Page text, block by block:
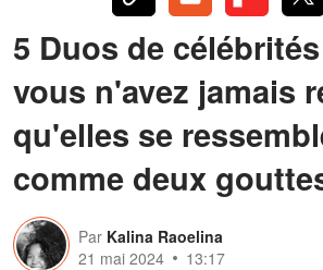
5 Duos de
vous n'avez jamais
qu'elles se
comme deux
Par Kalina Raoelina
21 mai 2024
13:17